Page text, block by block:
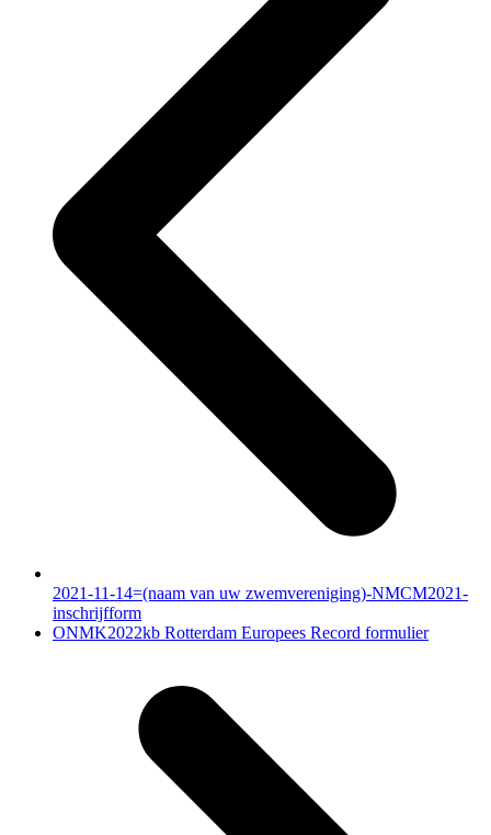
2021-11-14=(naam van uw zwemvereniging)-NMCM2021-
inschrijfform
next
ONMK2022kb Rotterdam Europees Record formulier